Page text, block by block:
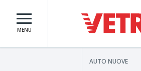
MENU
AUTO NUOVE